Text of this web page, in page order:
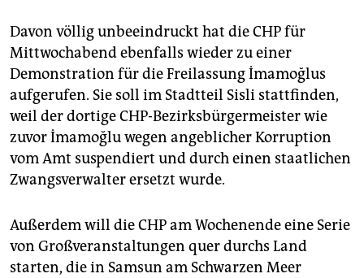
Davon völlig unbeeindruckt hat die CHP für
Mittwochabend ebenfalls wieder zu einer
Demonstration für die Freilassung İmamoğlus
aufgerufen. Sie soll im Stadtteil Sisli stattfinden,
weil der dortige CHP-Bezirksbürgermeister wie
zuvor İmamoğlu wegen angeblicher Korruption
vom Amt suspendiert und durch einen staatlichen
Zwangsverwalter ersetzt wurde.
Außerdem will die CHP am Wochenende eine Serie
von Großveranstaltungen quer durchs Land
starten, die in Samsun am Schwarzen Meer